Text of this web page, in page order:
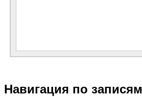
Навигация по записям